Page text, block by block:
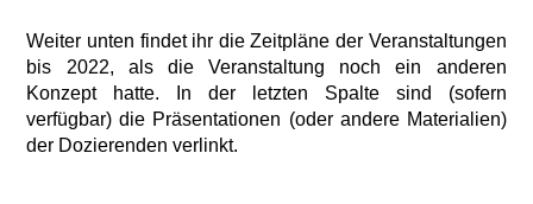
Weiter unten findet ihr die Zeitpläne der Veranstaltungen
bis 2022, als die Veranstaltung noch ein anderen
Konzept hatte. In der letzten Spalte sind (sofern
verfügbar) die Präsentationen (oder andere Materialien)
der Dozierenden verlinkt.